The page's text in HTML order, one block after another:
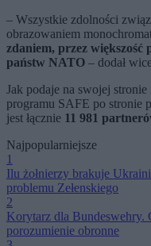
– Wszystkie zdolności
obrazowaniem
zdaniem, przez większość
państw NATO – dodał
Jak podaje na swojej
programu SAFE po stronie
jest łącznie 11 981
Najpopularniejsze
1
Ilu żołnierzy brakuje
problemu Zełenskiego
2
Korytarz dla Bundeswehry.
porozumienie obronne